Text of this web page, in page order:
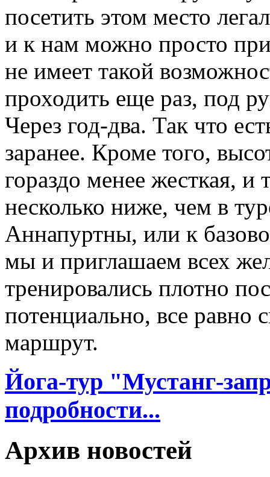
посетить этом место
и к нам можно просто
не имеет такой
проходить еще раз, под
Через год-два. Так что
заранее. Кроме того,
гораздо менее жесткая, и
несколько ниже, чем в
Аннапуртны, или к
мы и приглашаем всех
тренировались плотно
потенциально, все равно
маршрут.
Йога-тур "Мустанг-
подробности...
Архив новостей